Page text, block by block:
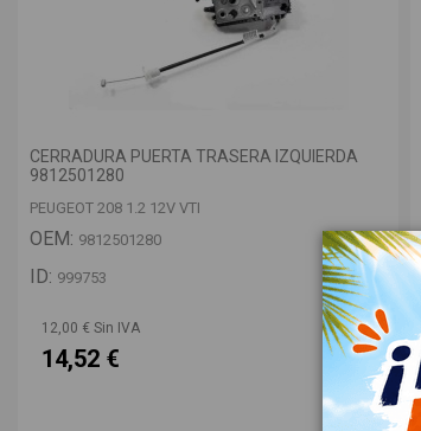
CERRADURA PUERTA TRASERA IZQUIERDA
9812501280
PEUGEOT 208 1.2 12V VTI
OEM: 9812501280
ID: 999753
12,00 € Sin IVA
14,52 €